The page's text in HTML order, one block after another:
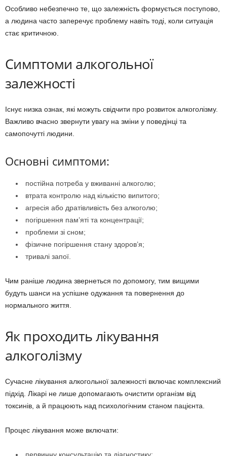
Особливо небезпечно те, що залежність формується поступово,
а людина часто заперечує проблему навіть тоді, коли ситуація
стає критичною.
Симптоми алкогольної
залежності
Існує низка ознак, які можуть свідчити про розвиток алкоголізму.
Важливо вчасно звернути увагу на зміни у поведінці та
самопочутті людини.
Основні симптоми:
постійна потреба у вживанні алкоголю;
втрата контролю над кількістю випитого;
агресія або дратівливість без алкоголю;
погіршення пам’яті та концентрації;
проблеми зі сном;
фізичне погіршення стану здоров’я;
тривалі запої.
Чим раніше людина звернеться по допомогу, тим вищими
будуть шанси на успішне одужання та повернення до
нормального життя.
Як проходить лікування
алкоголізму
Сучасне лікування алкогольної залежності включає комплексний
підхід. Лікарі не лише допомагають очистити організм від
токсинів, а й працюють над психологічним станом пацієнта.
Процес лікування може включати:
первинну консультацію та діагностику;